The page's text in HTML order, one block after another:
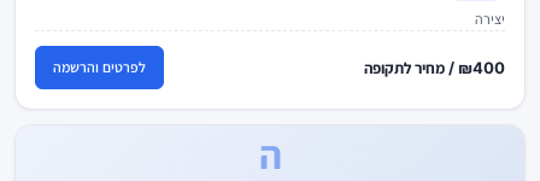
יצירה
₪400 / מחיר לתקופה לפרטים והרשמה
ה